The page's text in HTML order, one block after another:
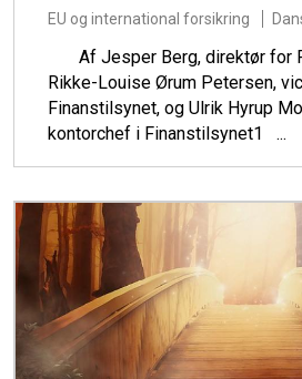
EU og international forsikring
Af Jesper Berg, direktør for
Rikke-Louise Ørum Petersen,
Finanstilsynet, og Ulrik Hyrup
kontorchef i Finanstilsynet1 ...